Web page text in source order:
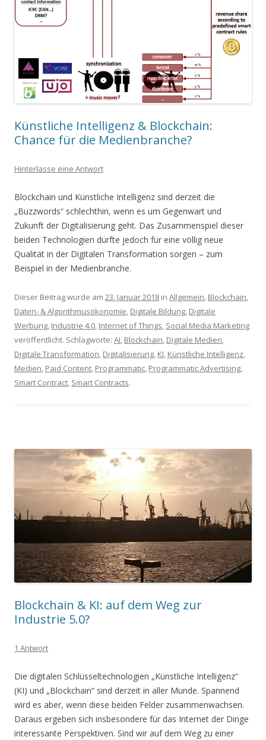
Künstliche Intelligenz & Blockchain:
Chance für die Medienbranche?
Hinterlasse eine Antwort
Blockchain und Künstliche Intelligenz sind derzeit die
„Buzzwords“ schlechthin, wenn es um Gegenwart und
Zukunft der Digitalisierung geht. Das Zusammenspiel dieser
beiden Technologien dürfte jedoch für eine völlig neue
Qualität in der Digitalen Transformation sorgen – zum
Beispiel in der Medienbranche.
Dieser Beitrag wurde am 23. Januar 2018 in Allgemein, Blockchain,
Daten- & Algorithmusökonomie, Digitale Bildung, Digitale
Werbung, Industrie 4.0, Internet of Things, Social Media Marketing
veröffentlicht. Schlagworte: AI, Blockchain, Digitale Medien,
Digitale Transformation, Digitalisierung, KI, Künstliche Intelligenz,
Medien, Paid Content, Programmatic, Programmatic Advertising,
Smart Contract, Smart Contracts.
Blockchain & KI: auf dem Weg zur
Industrie 5.0?
1 Antwort
Die digitalen Schlüsseltechnologien „Künstliche Intelligenz“
(KI) und „Blockchain“ sind derzeit in aller Munde. Spannend
wird es aber, wenn diese beiden Felder zusammenwachsen.
Daraus ergeben sich insbesondere für das Internet der Dinge
interessante Perspektiven. Sind wir auf dem Weg zu einer